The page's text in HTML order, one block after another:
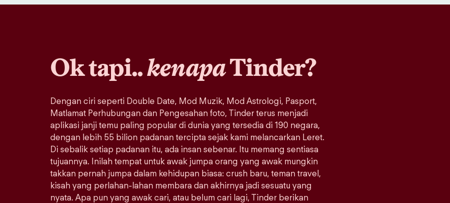
Ok tapi..kenapaTinder?
Dengan ciri seperti Double Date, Mod Muzik, Mod Astrologi, Pasport,
Matlamat Perhubungan dan Pengesahan foto, Tinder terus menjadi
aplikasi janji temu paling popular di dunia yang tersedia di 190 negara,
dengan lebih 55 bilion padanan tercipta sejak kami melancarkan Leret.
Di sebalik setiap padanan itu, ada insan sebenar. Itu memang sentiasa
tujuannya. Inilah tempat untuk awak jumpa orang yang awak mungkin
takkan pernah jumpa dalam kehidupan biasa: crush baru, teman travel,
kisah yang perlahan-lahan membara dan akhirnya jadi sesuatu yang
nyata. Apa pun yang awak cari, atau belum cari lagi, Tinder berikan